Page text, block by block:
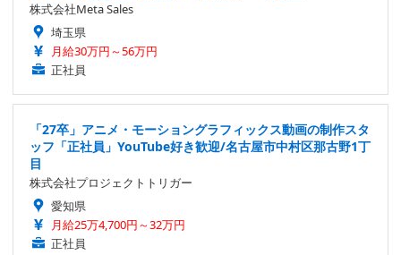
株式会社Meta Sales
埼玉県
月給30万円～56万円
正社員
「27卒」アニメ・モーショングラフィックス動画の制作スタ
ッフ「正社員」YouTube好き歓迎/名古屋市中村区那古野1丁
目
株式会社プロジェクトトリガー
愛知県
月給25万4,700円～32万円
正社員